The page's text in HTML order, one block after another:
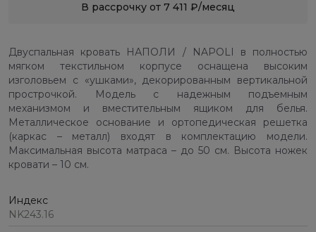
В рассрочку от 7 411 ₽/месяц
Двуспальная кровать НАПОЛИ / NAPOLI в полностью
мягком текстильном корпусе оснащена высоким
изголовьем с «ушками», декорированным вертикальной
прострочкой. Модель с надежным подъемным
механизмом и вместительным ящиком для белья.
Металлическое основание и ортопедическая решетка
(каркас – металл) входят в комплектацию модели.
Максимальная высота матраса – до 50 см. Высота ножек
кровати – 10 см.
Индекс
NK243.16